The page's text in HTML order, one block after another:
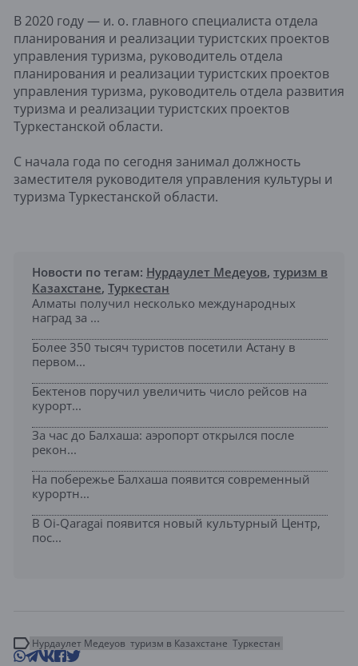
В 2020 году — и. о. главного специалиста отдела
планирования и реализации туристских проектов
управления туризма, руководитель отдела
планирования и реализации туристских проектов
управления туризма, руководитель отдела развития
туризма и реализации туристских проектов
Туркестанской области.
С начала года по сегодня занимал должность
заместителя руководителя управления культуры и
туризма Туркестанской области.
Новости по тегам: Нурдаулет Медеуов, туризм в
Казахстане, Туркестан
Алматы получил несколько международных
наград за ...
Более 350 тысяч туристов посетили Астану в
первом...
Бектенов поручил увеличить число рейсов на
курорт...
За час до Балхаша: аэропорт открылся после
рекон...
На побережье Балхаша появится современный
курортн...
В Oi-Qaragai появится новый культурный Центр,
пос...
Нурдаулет Медеуов туризм в Казахстане Туркестан